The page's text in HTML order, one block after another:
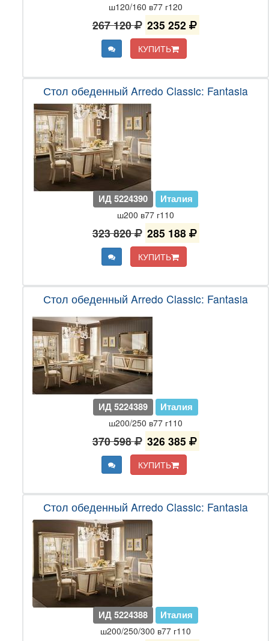
ш120/160 в77 г120
267 120 235 252
КУПИТЬ
Стол обеденный Arredo Classic: Fantasia
ИД 5224390 Италия
ш200 в77 г110
323 820 285 188
КУПИТЬ
Стол обеденный Arredo Classic: Fantasia
ИД 5224389 Италия
ш200/250 в77 г110
370 598 326 385
КУПИТЬ
Стол обеденный Arredo Classic: Fantasia
ИД 5224388 Италия
ш200/250/300 в77 г110